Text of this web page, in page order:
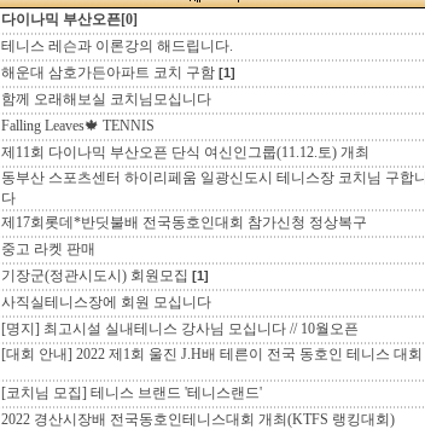
다이나믹 부산오픈[0]
테니스 레슨과 이론강의 해드립니다.
해운대 삼호가든아파트 코치 구함 [1]
함께 오래해보실 코치님모십니다
Falling Leaves🍁 TENNIS
제11회 다이나믹 부산오픈 단식 여신인그룹(11.12.토) 개최
동부산 스포츠센터 하이리페움 일광신도시 테니스장 코치님 구합니
다
제17회롯데*반딧불배 전국동호인대회 참가신청 정상복구
중고 라켓 판매
기장군(정관시도시) 회원모집 [1]
사직실테니스장에 회원 모십니다
[명지] 최고시설 실내테니스 강사님 모십니다 // 10월오픈
[대회 안내] 2022 제1회 울진 J.H배 테른이 전국 동호인 테니스 대회
[코치님 모집] 테니스 브랜드 '테니스랜드'
2022 경산시장배 전국동호인테니스대회 개최(KTFS 랭킹대회)